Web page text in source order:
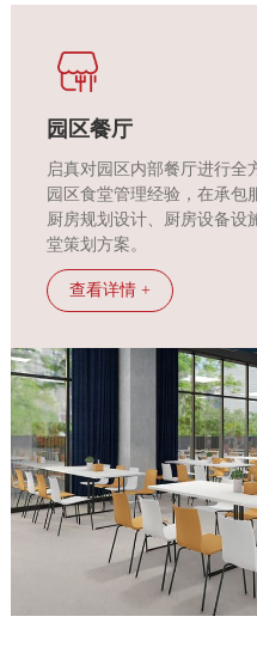
园区餐厅
启真对园区内部餐厅进行全
园区食堂管理经验，在承包
厨房规划设计、厨房设备设
堂策划方案。
查看详情 +